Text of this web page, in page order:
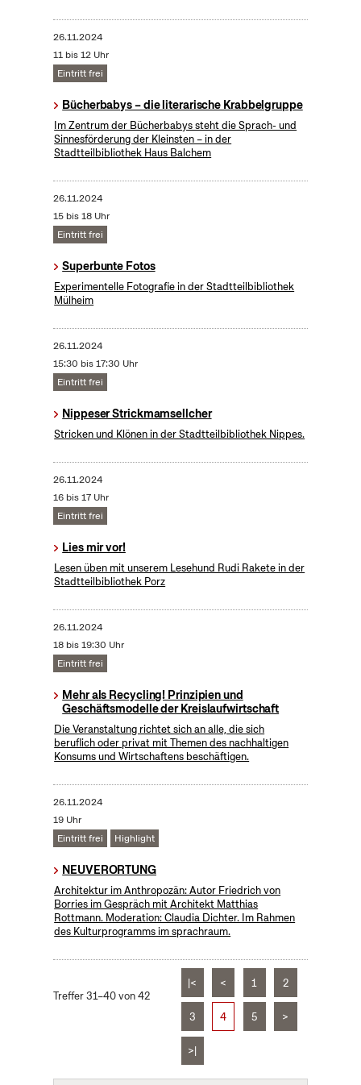
26.11.2024
11 bis 12 Uhr
Eintritt frei
Bücherbabys – die literarische Krabbelgruppe
Im Zentrum der Bücherbabys steht die Sprach- und
Sinnesförderung der Kleinsten – in der
Stadtteilbibliothek Haus Balchem
26.11.2024
15 bis 18 Uhr
Eintritt frei
Superbunte Fotos
Experimentelle Fotografie in der Stadtteilbibliothek
Mülheim
26.11.2024
15:30 bis 17:30 Uhr
Eintritt frei
Nippeser Strickmamsellcher
Stricken und Klönen in der Stadtteilbibliothek Nippes.
26.11.2024
16 bis 17 Uhr
Eintritt frei
Lies mir vor!
Lesen üben mit unserem Lesehund Rudi Rakete in der
Stadtteilbibliothek Porz
26.11.2024
18 bis 19:30 Uhr
Eintritt frei
Mehr als Recycling! Prinzipien und
Geschäftsmodelle der Kreislaufwirtschaft
Die Veranstaltung richtet sich an alle, die sich
beruflich oder privat mit Themen des nachhaltigen
Konsums und Wirtschaftens beschäftigen.
26.11.2024
19 Uhr
Eintritt frei
Highlight
NEUVERORTUNG
Architektur im Anthropozän: Autor Friedrich von
Borries im Gespräch mit Architekt Matthias
Rottmann. Moderation: Claudia Dichter. Im Rahmen
des Kulturprogramms im sprachraum.
Treffer 31–40 von 42
|< < 1 2
3 4 5 >
>|